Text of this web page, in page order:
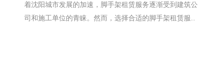
着沈阳城市发展的加速，脚手架租赁服务逐渐受到建筑公
司和施工单位的青睐。然而，选择合适的脚手架租赁服务